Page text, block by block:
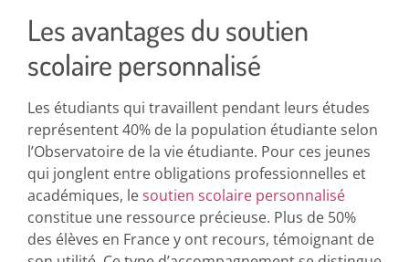
Les avantages du soutien
scolaire personnalisé
Les étudiants qui travaillent pendant leurs études
représentent 40% de la population étudiante selon
l’Observatoire de la vie étudiante. Pour ces jeunes
qui jonglent entre obligations professionnelles et
académiques, lesoutien scolaire personnalisé
constitue une ressource précieuse. Plus de 50%
des élèves en France y ont recours, témoignant de